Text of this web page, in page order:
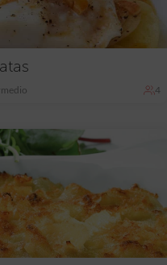
4